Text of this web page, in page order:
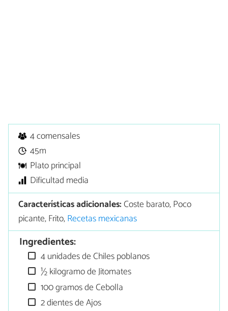
4 comensales
45m
Plato principal
Dificultad media
Características adicionales:Coste barato, Poco
picante, Frito,Recetas mexicanas
Ingredientes:
4 unidades de Chiles poblanos
½ kilogramo de Jitomates
100 gramos de Cebolla
2 dientes de Ajos